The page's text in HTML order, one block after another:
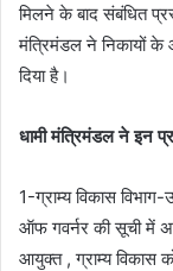
मिलने के बाद संबंधित
मंत्रिमंडल ने निकायों
दिया है।
धामी मंत्रिमंडल ने इन
1-ग्राम्य विकास
ऑफ गवर्नर की सूची में
आयुक्त , ग्राम्य विकास